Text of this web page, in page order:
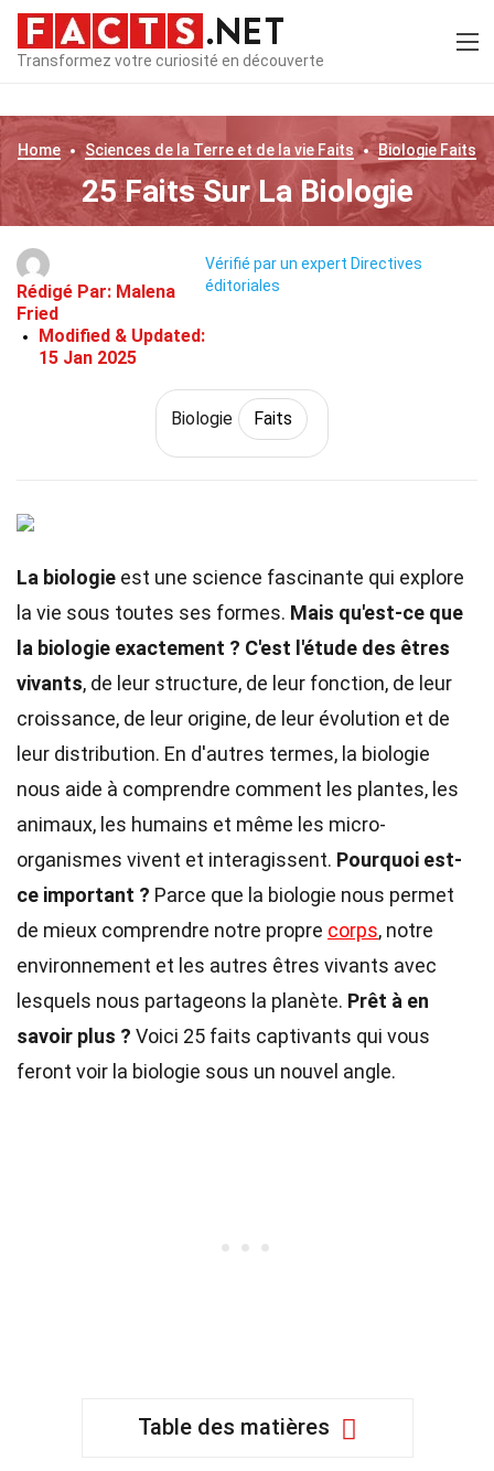
Transformez votre curiosité en découverte
Home Sciences de la Terre et de la vie Faits Biologie Faits
25 Faits Sur La Biologie
Rédigé Par: Malena
Fried
Modified & Updated:
15 Jan 2025
Vérifié par un expert Directives
éditoriales
Biologie Faits
La biologie est une science fascinante qui explore
la vie sous toutes ses formes. Mais qu'est-ce que
la biologie exactement ? C'est l'étude des êtres
vivants, de leur structure, de leur fonction, de leur
croissance, de leur origine, de leur évolution et de
leur distribution. En d'autres termes, la biologie
nous aide à comprendre comment les plantes, les
animaux, les humains et même les micro-
organismes vivent et interagissent. Pourquoi est-
ce important ? Parce que la biologie nous permet
de mieux comprendre notre propre corps, notre
environnement et les autres êtres vivants avec
lesquels nous partageons la planète. Prêt à en
savoir plus ? Voici 25 faits captivants qui vous
feront voir la biologie sous un nouvel angle.
Table des matières